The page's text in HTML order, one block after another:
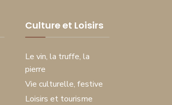
Culture et Loisirs
Le vin, la truffe, la
pierre
Vie culturelle, festive
Loisirs et tourisme